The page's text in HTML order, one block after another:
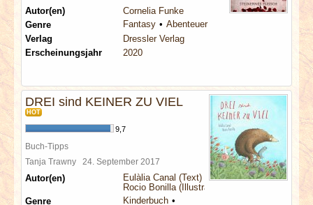
Autor(en)
Cornelia Funke
Genre
Fantasy
Abenteuer
Verlag
Dressler Verlag
Erscheinungsjahr
2020
DREI sind KEINER ZU VIEL
HOT
9,7
Buch-Tipps
Tanja Trawny 24. September 2017
Autor(en)
Eulàlia Canal (Text)
Rocio Bonilla (Illustration)
Genre
Kinderbuch